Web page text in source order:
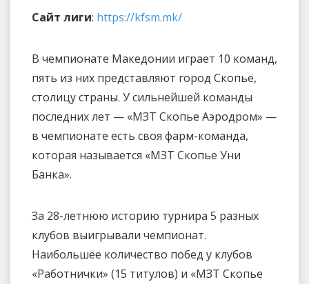
Сайт лиги: https://kfsm.mk/
В чемпионате Македонии играет 10 команд,
пять из них представляют город Скопье,
столицу страны. У сильнейшей команды
последних лет — «МЗТ Скопье Аэродром» —
в чемпионате есть своя фарм-команда,
которая называется «МЗТ Скопье Уни
Банка».
За 28-летнюю историю турнира 5 разных
клубов выигрывали чемпионат.
Наибольшее количество побед у клубов
«Работнички» (15 титулов) и «МЗТ Скопье